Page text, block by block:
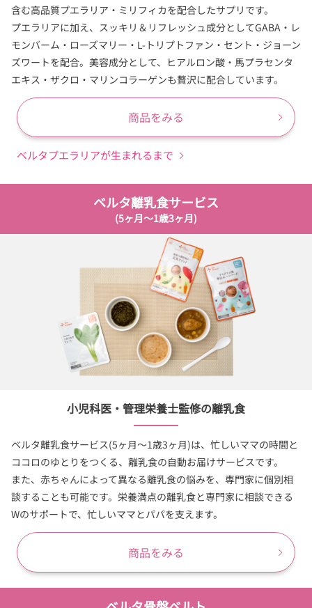
含む高品質プエラリア・ミリフィカを配合したサプリです。
プエラリアに加え、スッキリ＆リフレッシュ成分としてGABA・レ
モンバーム・ローズマリー・L-トリプトファン・セント・ジョーン
ズワートを配合。美容成分として、ヒアルロン酸・馬プラセンタ
エキス・ザクロ・マリンコラーゲンも贅沢に配合しています。
商品をみる
ベルタプエラリアが生まれるまで
ベルタ離乳食サービス
(5ヶ月〜1歳3ヶ月)
小児科医・管理栄養士監修の離乳食
ベルタ離乳食サービス(5ヶ月〜1歳3ヶ月)は、忙しいママの時間と
ココロのゆとりをつくる、離乳食の自動お届けサービスです。
また、赤ちゃんによって異なる離乳食の悩みを、専門家に個別相
談することも可能です。栄養満点の離乳食と専門家に相談できる
Wのサポートで、忙しいママとパパを支えます。
商品をみる